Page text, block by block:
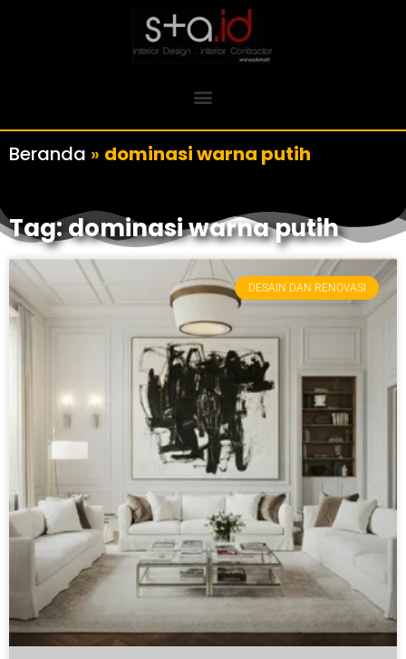
Beranda » dominasi warna putih
Tag: dominasi warna putih
DESAIN DAN RENOVASI